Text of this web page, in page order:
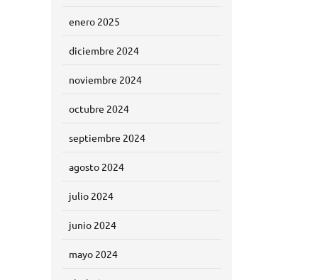
enero 2025
diciembre 2024
noviembre 2024
octubre 2024
septiembre 2024
agosto 2024
julio 2024
junio 2024
mayo 2024